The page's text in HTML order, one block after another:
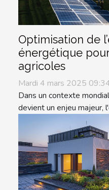
Optimisation de
énergétique
agricoles
Mardi 4 mars 2025
Dans un contexte
devient un enjeu majeur,